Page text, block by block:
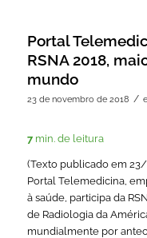
Portal
RSNA 2018,
mundo
23 de novembro de 2018 /
7 min. de leitura
(Texto publicado em
Portal Telemedicina,
à saúde, participa da
de Radiologia da
mundialmente por